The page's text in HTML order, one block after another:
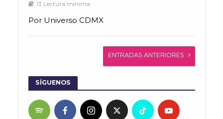
13 Lectura mínima
Por Universo CDMX
ENTRADAS ANTERIORES
SÍGUENOS